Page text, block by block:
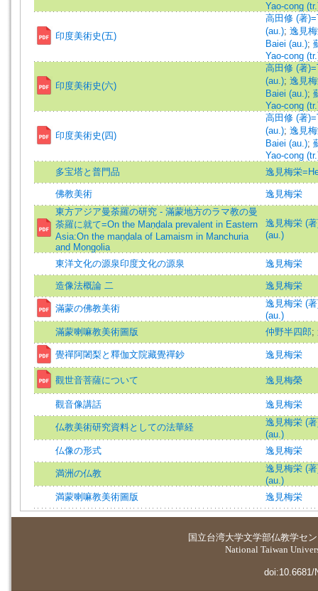
Yao-cong
印度美術史(五)
高田修 (著
(au.); 逸見
Baiei (au.);
Yao-cong
印度美術史(六)
高田修 (著
(au.); 逸見
Baiei (au.);
Yao-cong
印度美術史(四)
高田修 (著
(au.); 逸見
Baiei (au.);
Yao-cong
多宝塔と普門品
逸見梅栄
佛教美術
逸見梅栄
東方アジア曼荼羅の研究 - 滿蒙地方のラマ教の曼
荼羅に就て=On the Maṇḍala prevalent in Eastern
Asia:On the maṇḍala of Lamaism in Manchuria
and Mongolia
逸見梅栄 (
(au.)
東洋文化の源泉印度文化の源泉 逸見梅栄
造像法概論 二 逸見梅栄
滿蒙の佛教美術
逸見梅栄 (
(au.)
滿蒙喇嘛教美術圖版
仲野半四郎;
覺禪阿闍梨と釋伽文院藏覺禪鈔 逸見梅栄
觀世音菩薩について 逸見梅榮
觀音像講話 逸見梅栄
仏教美術研究資料としての法華経
逸見梅栄 (
(au.)
仏像の形式
逸見梅栄
満洲の仏教
逸見梅栄 (
(au.)
満蒙喇嘛教美術圖版
逸見梅栄
国立台湾大学文学部仏教学セ
National Taiwan
doi:10.6681/